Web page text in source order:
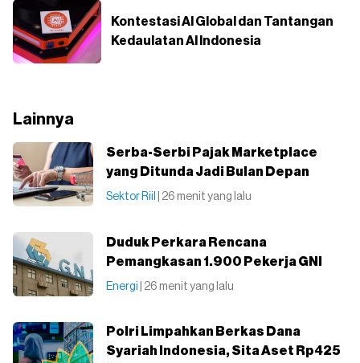
Kontestasi AI Global dan Tantangan
Kedaulatan AI Indonesia
Lainnya
Serba-Serbi Pajak Marketplace
yang Ditunda Jadi Bulan Depan
Sektor Riil | 26 menit yang lalu
Duduk Perkara Rencana
Pemangkasan 1.900 Pekerja GNI
Energi | 26 menit yang lalu
Polri Limpahkan Berkas Dana
Syariah Indonesia, Sita Aset Rp425